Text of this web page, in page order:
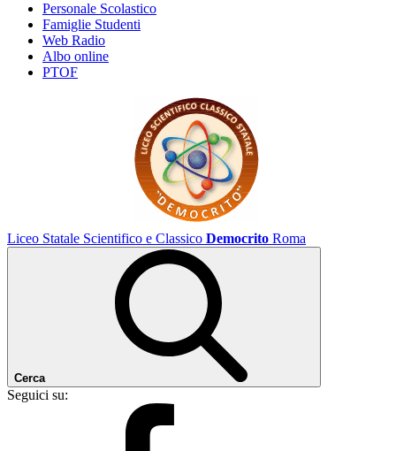
Personale Scolastico
Famiglie Studenti
Web Radio
Albo online
PTOF
Liceo Statale Scientifico e Classico Democrito Roma
Cerca
Seguici su: